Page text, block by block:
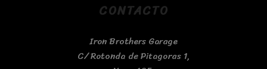
CONTACTO
Iron Brothers Garage
C/ Rotonda de Pitagoras 1,